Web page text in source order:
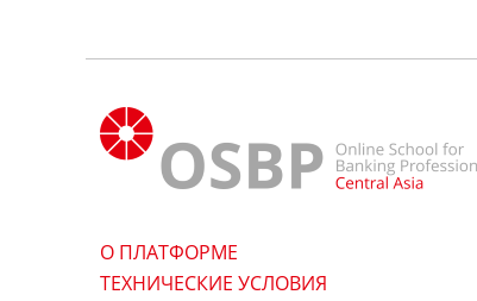
О ПЛАТФОРМЕ
ТЕХНИЧЕСКИЕ УСЛОВИЯ